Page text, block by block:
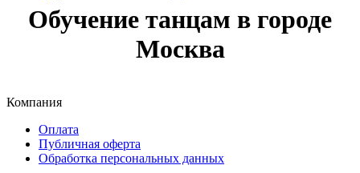
Обучение танцам в городе
Москва
Компания
Оплата
Публичная оферта
Обработка персональных данных